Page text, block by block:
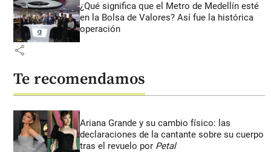
¿Qué significa que el Metro de Medellín esté
en la Bolsa de Valores? Así fue la histórica
operación
share
Te recomendamos
Ariana Grande y su cambio físico: las
declaraciones de la cantante sobre su cuerpo
tras el revuelo por Petal